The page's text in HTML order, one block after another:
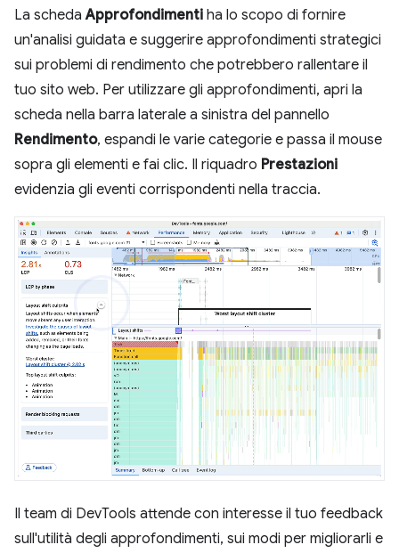
La schedaApprofondimenti ha lo scopo di fornire
un'analisi guidata e suggerire approfondimenti strategici
sui problemi di rendimento che potrebbero rallentare il
tuo sito web. Per utilizzare gli approfondimenti, apri la
scheda nella barra laterale a sinistra del pannello
Rendimento, espandi le varie categorie e passa il mouse
sopra gli elementi e fai clic. Il riquadro Prestazioni
evidenzia gli eventi corrispondenti nella traccia.
Il team di DevTools attende con interesse il tuo feedback
sull'utilità degli approfondimenti, sui modi per migliorarli e